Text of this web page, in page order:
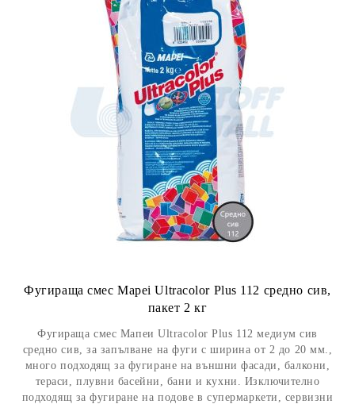
Фугираща смес Mapei Ultracolor Plus 112 средно сив,
пакет 2 кг
Фугираща смес Мапеи Ultracolor Plus 112 медиум сив
средно сив, за запълване на фуги с ширина от 2 до 20 мм.,
много подходящ за фугиране на външни фасади, балкони,
тераси, плувни басейни, бани и кухни. Изключително
подходящ за фугиране на подове в супермаркети, сервизни